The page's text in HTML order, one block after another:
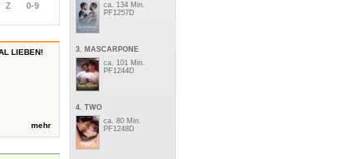
Z 0-9
LIEBEN!
mehr
ca. 134 Min.
PF1257D
3. MASCARPONE
ca. 101 Min.
PF1244D
4. TWO
ca. 80 Min.
PF1248D